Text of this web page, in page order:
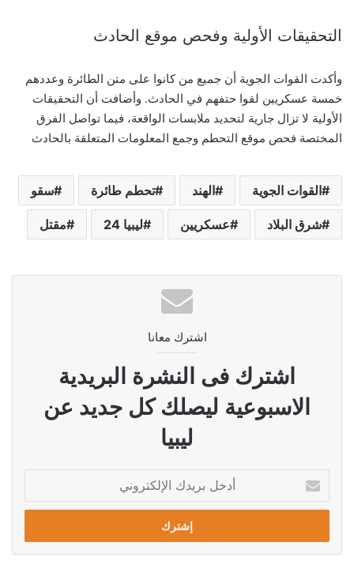
التحقيقات الأولية وفحص موقع الحادث
وأكدت القوات الجوية أن جميع من كانوا على متن الطائرة وعددهم
خمسة عسكريين لقوا حتفهم في الحادث. وأضافت أن التحقيقات
الأولية لا تزال جارية لتحديد ملابسات الواقعة، فيما تواصل الفرق
المختصة فحص موقع التحطم وجمع المعلومات المتعلقة بالحادث
القوات الجوية الهند تحطم طائرة سقو
شرق البلاد عسكريين ليبيا 24 مقتل
اشترك معانا
اشترك فى النشرة البريدية
الاسبوعية ليصلك كل جديد عن
ليبيا
بريدك
الإلكتروني